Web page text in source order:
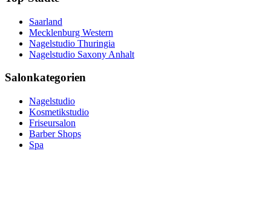
Saarland
Mecklenburg Western
Nagelstudio Thuringia
Nagelstudio Saxony Anhalt
Salonkategorien
Nagelstudio
Kosmetikstudio
Friseursalon
Barber Shops
Spa